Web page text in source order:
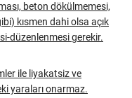
beton dökülmemesi,
kısmen dahi olsa açık
düzenlenmesi gerekir.
ile liyakatsiz ve
yaraları onarmaz.